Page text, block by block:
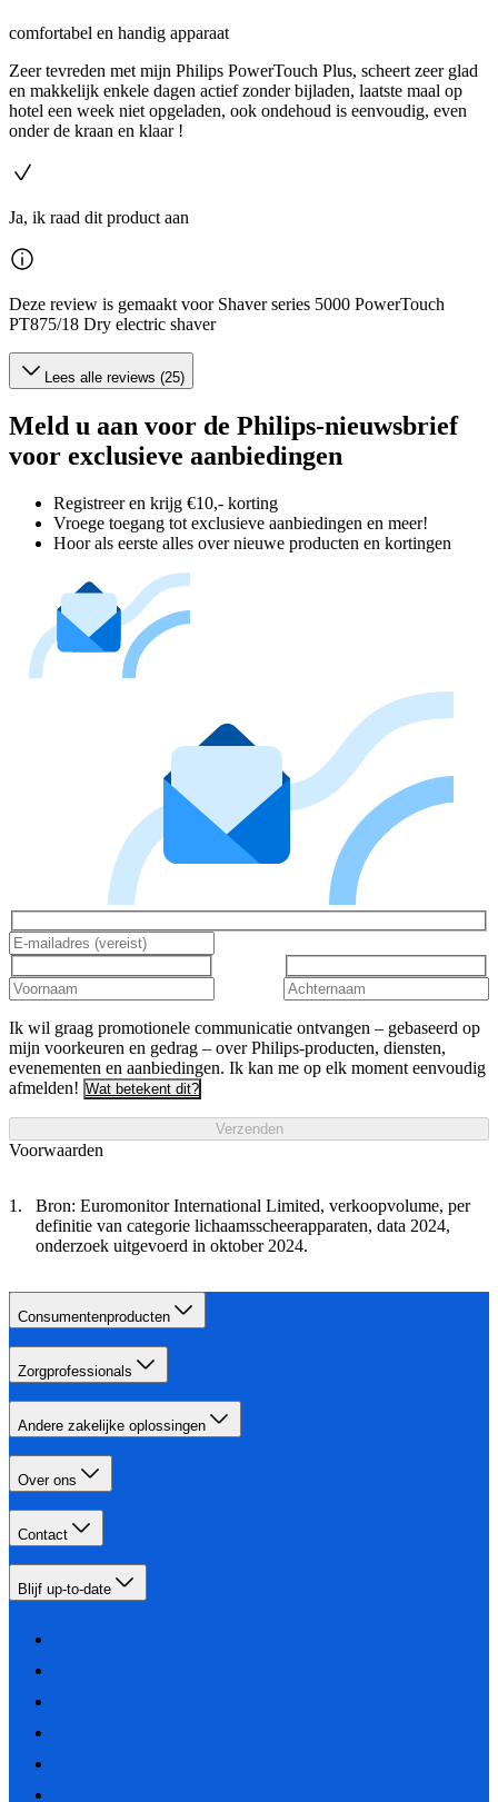
comfortabel en handig apparaat
Zeer tevreden met mijn Philips PowerTouch Plus, scheert zeer glad
en makkelijk enkele dagen actief zonder bijladen, laatste maal op
hotel een week niet opgeladen, ook ondehoud is eenvoudig, even
onder de kraan en klaar !
Ja, ik raad dit product aan
Deze review is gemaakt voor Shaver series 5000 PowerTouch
PT875/18 Dry electric shaver
Lees alle reviews (25)
Meld u aan voor de Philips-nieuwsbrief
voor exclusieve aanbiedingen
Registreer en krijg €10,- korting
Vroege toegang tot exclusieve aanbiedingen en meer!
Hoor als eerste alles over nieuwe producten en kortingen
Ik wil graag promotionele communicatie ontvangen – gebaseerd op
mijn voorkeuren en gedrag – over Philips-producten, diensten,
evenementen en aanbiedingen. Ik kan me op elk moment eenvoudig
afmelden! Wat betekent dit?
Verzenden
Voorwaarden
Bron: Euromonitor International Limited, verkoopvolume, per
definitie van categorie lichaamsscheerapparaten, data 2024,
onderzoek uitgevoerd in oktober 2024.
Consumentenproducten
Zorgprofessionals
Andere zakelijke oplossingen
Over ons
Contact
Blijf up-to-date